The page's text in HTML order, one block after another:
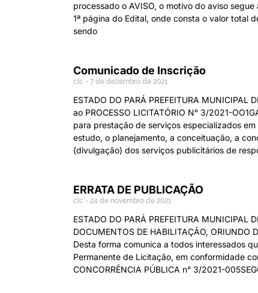
processado o AVISO, o motivo do aviso
1ª página do Edital, onde consta o valor total
sendo
Comunicado de Inscrição
clc 7 de dezembro de 2021
ESTADO DO PARÁ PREFEITURA
ao PROCESSO LICITATÓRIO N° 3/2021-
para prestação de serviços especializados
estudo, o planejamento, a conceituação, a
(divulgação) dos serviços publicitários de
ERRATA DE PUBLICAÇÃO
clc 24 de novembro de 2021
ESTADO DO PARÁ PREFEITURA MUNICIPAL
DOCUMENTOS DE HABILITAÇÃO,
Desta forma comunica a todos interessados
Permanente de Licitação, em conformidade
CONCORRÊNCIA PÚBLICA n° 3/2021-